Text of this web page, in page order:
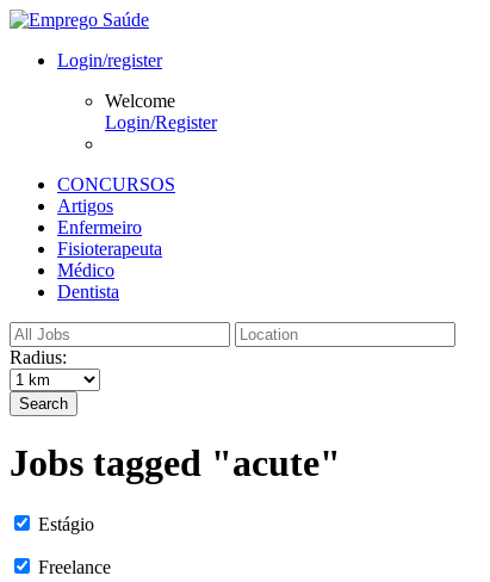
Login/register
Welcome
Login/Register
CONCURSOS
Artigos
Enfermeiro
Fisioterapeuta
Médico
Dentista
Radius:
Search
Jobs tagged "acute"
Estágio
Freelance